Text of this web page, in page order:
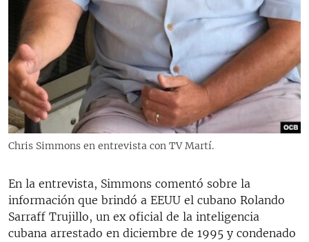
Chris Simmons en entrevista con TV Martí.
En la entrevista, Simmons comentó sobre la
información que brindó a EEUU el cubano Rolando
Sarraff Trujillo, un ex oficial de la inteligencia
cubana arrestado en diciembre de 1995 y condenado